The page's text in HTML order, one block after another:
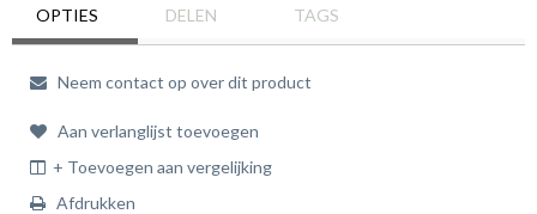
OPTIES DELEN TAGS
Neem contact op over dit product
Aan verlanglijst toevoegen
+ Toevoegen aan vergelijking
Afdrukken